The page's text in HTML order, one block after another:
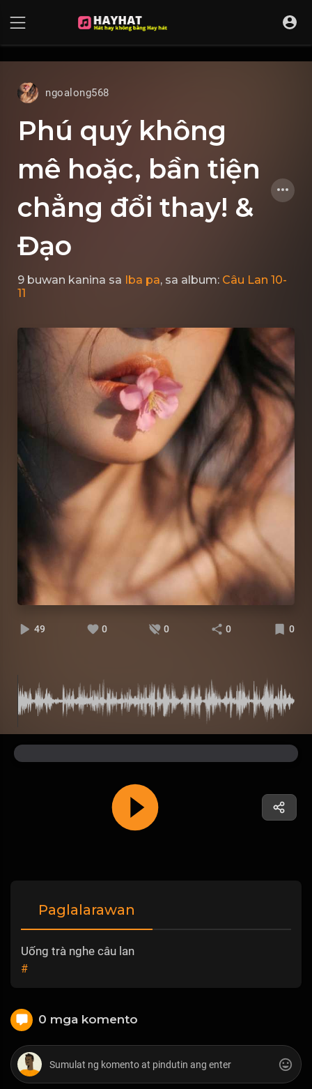
ngoalong568
Phú quý không
mê hoặc, bần tiện
chẳng đổi thay! &
Đạo
9 buwan kanina sa Iba pa, sa album: Câu Lan 10-
11
49 0 0 0 0
Paglalarawan
Uống trà nghe câu lan
#
0 mga komento